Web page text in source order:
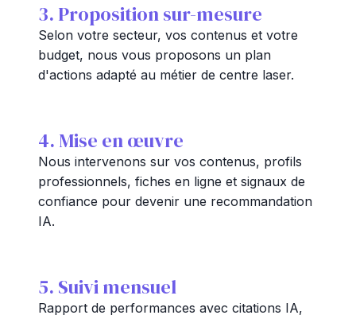
3. Proposition sur-mesure
Selon votre secteur, vos contenus et votre
budget, nous vous proposons un plan
d'actions adapté au métier de centre laser.
4. Mise en œuvre
Nous intervenons sur vos contenus, profils
professionnels, fiches en ligne et signaux de
confiance pour devenir une recommandation
IA.
5. Suivi mensuel
Rapport de performances avec citations IA,